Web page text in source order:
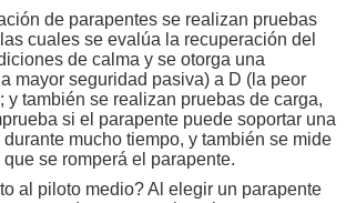
de parapentes se realizan pruebas
cuales se evalúa la recuperación del
de calma y se otorga una
mayor seguridad pasiva) a D (la peor
y también se realizan pruebas de carga,
si el parapente puede soportar una
mucho tiempo, y también se mide
que se romperá el parapente.
al piloto medio? Al elegir un parapente